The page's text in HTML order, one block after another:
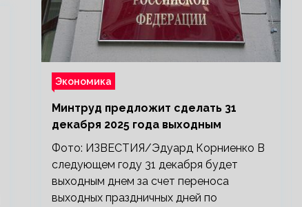
Экономика
Минтруд предложит сделать 31
декабря 2025 года выходным
Фото: ИЗВЕСТИЯ/Эдуард Корниенко В
следующем году 31 декабря будет
выходным днем за счет переноса
выходных праздничных дней по